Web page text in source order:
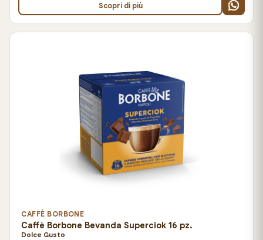
Scopri di più
CAFFÈ BORBONE
Caffè Borbone Bevanda Superciok 16 pz.
Dolce Gusto